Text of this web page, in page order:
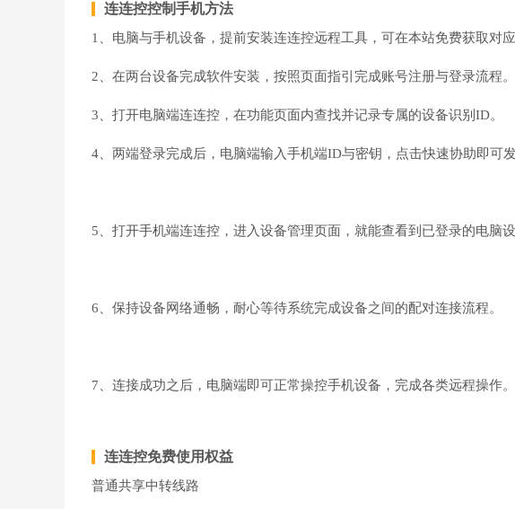
连连控控制手机方法
1、电脑与手机设备，提前安装连连控远程工具，可在本站免费获取对应
2、在两台设备完成软件安装，按照页面指引完成账号注册与登录流程。
3、打开电脑端连连控，在功能页面内查找并记录专属的设备识别ID。
4、两端登录完成后，电脑端输入手机端ID与密钥，点击快速协助即可发
5、打开手机端连连控，进入设备管理页面，就能查看到已登录的电脑设
6、保持设备网络通畅，耐心等待系统完成设备之间的配对连接流程。
7、连接成功之后，电脑端即可正常操控手机设备，完成各类远程操作。
连连控免费使用权益
普通共享中转线路